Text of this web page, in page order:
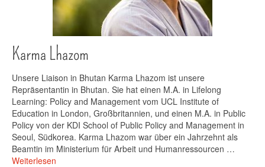
Karma Lhazom
Unsere Liaison in Bhutan Karma Lhazom ist unsere
Repräsentantin in Bhutan. Sie hat einen M.A. in Lifelong
Learning: Policy and Management vom UCL Institute of
Education in London, Großbritannien, und einen M.A. in Public
Policy von der KDI School of Public Policy and Management in
Seoul, Südkorea. Karma Lhazom war über ein Jahrzehnt als
Beamtin im Ministerium für Arbeit und Humanressourcen …
Weiterlesen